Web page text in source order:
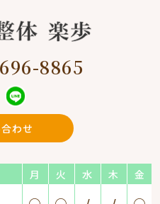
8865
わせ
月 火 水 木
金